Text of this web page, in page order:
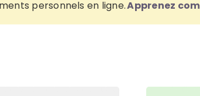
personnels en ligne.Apprenez